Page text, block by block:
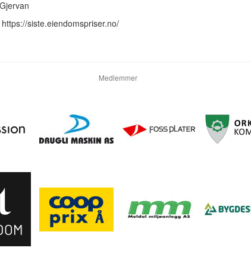
siste.eiendomspriser.no/
Medlemmer